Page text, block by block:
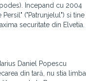
Incepand cu 2004
("Patrunjelul") si tine
securitate din Elvetia.
Daniel Popescu
din tară, nu stia limba